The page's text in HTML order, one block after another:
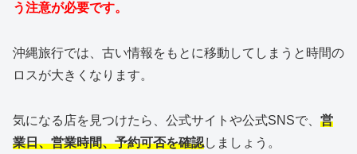
う注意が必要です。
沖縄旅行では、古い情報をもとに移動してしまうと時間の
ロスが大きくなります。
気になる店を見つけたら、公式サイトや公式SNSで、 営
業日、営業時間、予約可否を確認しましょう。